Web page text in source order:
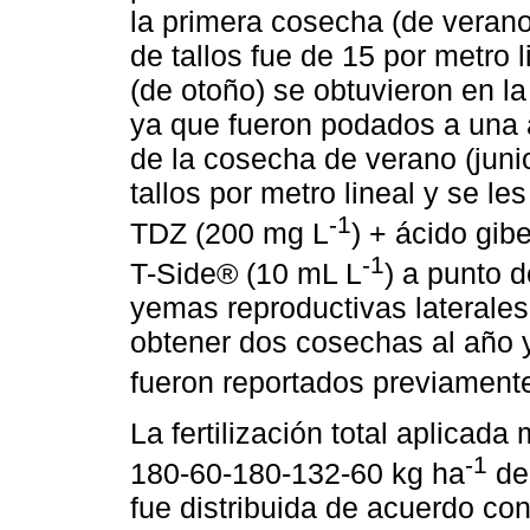
la primera cosecha (de
de tallos fue de 15 por metro
(de otoño) se obtuvieron en
ya que fueron podados a
de la cosecha de verano
tallos por metro lineal y se
TDZ (200 mg L-1) + ácido
T-Side® (10 mL L-1) a punto
yemas reproductivas
obtener dos cosechas al año
fueron reportados
La fertilización total aplicada
180-60-180-132-60 kg ha-1
fue distribuida de acuerdo